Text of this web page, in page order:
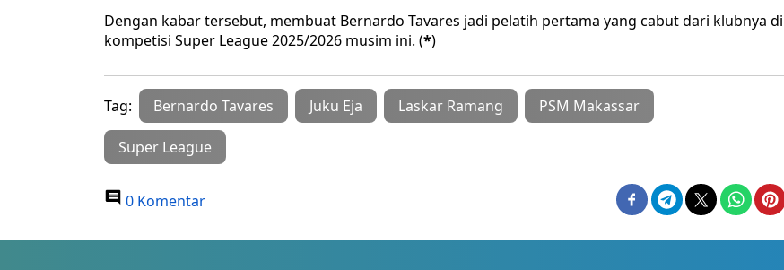
Dengan kabar tersebut, membuat Bernardo Tavares jadi pelatih pertama yang cabut dari klubnya di
kompetisi Super League 2025/2026 musim ini. (*)
Tag: Bernardo Tavares Juku Eja Laskar Ramang PSM Makassar
Super League
0 Komentar